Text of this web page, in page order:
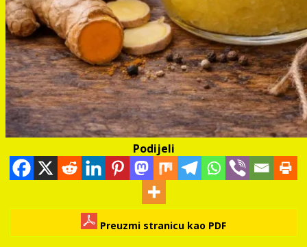
Podijeli
Preuzmi stranicu kao PDF